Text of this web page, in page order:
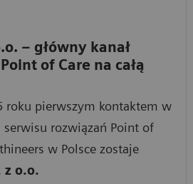
– główny kanał
of Care na całą
roku pierwszym kontaktem w
rozwiązań Point of
w Polsce zostaje
z o.o.